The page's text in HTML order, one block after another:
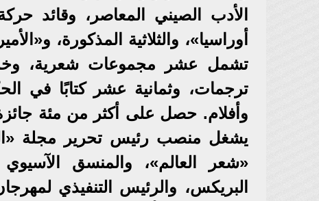
الأدب الصيني المعاصر، وقائد
أوراسيا»، والثلاثية المذكورة،
تشمل عشر مجموعات شعرية،
ترجمات، وثمانية عشر كتابًا في
يشغل منصب رئيس تحرير مجلة
«شعر العالم»، والمنسق
البريكس، والرئيس التنفيذي